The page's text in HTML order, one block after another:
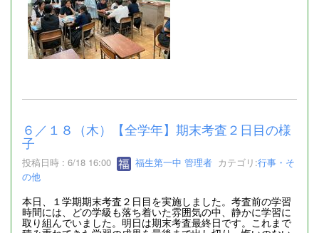
６／１８（木）【全学年】期末考査２日目の様
子
投稿日時 : 6/18 16:00 福生第一中 管理者 カテゴリ:行事・そ
の他
本日、１学期期末考査２日目を実施しました。考査前の学習
時間には、どの学級も落ち着いた雰囲気の中、静かに学習に
取り組んでいました。明日は期末考査最終日です。これまで